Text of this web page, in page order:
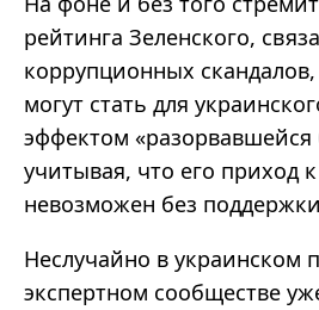
рейтинга Зеленского,
коррупционных
могут стать для
эффектом «разорвавшейся
учитывая, что его приход
невозможен без поддержки
Неслучайно в украинском
экспертном сообществе